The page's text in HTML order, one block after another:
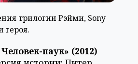
трилогии Рэйми, Sony
героя.
паук» (2012)